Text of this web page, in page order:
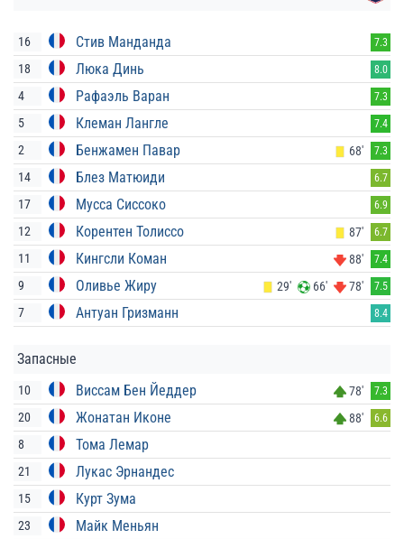
16 Стив Манданда 7.3
18 Люка Динь 8.0
4 Рафаэль Варан 7.3
5 Клеман Лангле 7.4
2 Бенжамен Павар 68' 7.3
14 Блез Матюиди 6.7
17 Мусса Сиссоко 6.9
12 Корентен Толиссо 87' 6.7
11 Кингсли Коман 88' 7.4
9 Оливье Жиру 29' 66' 78' 7.5
7 Антуан Гризманн 8.4
Запасные
10 Виссам Бен Йеддер 78' 7.3
20 Жонатан Иконе 88' 6.6
8 Тома Лемар
21 Лукас Эрнандес
15 Курт Зума
23 Майк Меньян